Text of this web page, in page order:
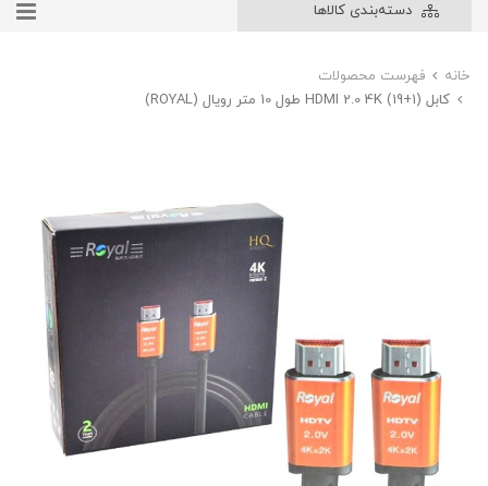
دسته‌بندی کالاها
خانه
فهرست محصولات
کابل HDMI 2.0 4K (19+1) طول 10 متر رویال (ROYAL)